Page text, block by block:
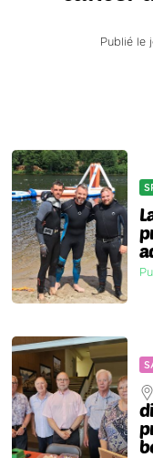
Publié le